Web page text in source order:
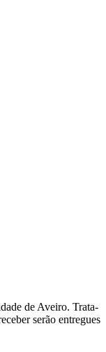
de Aveiro. Trata-
serão entregues